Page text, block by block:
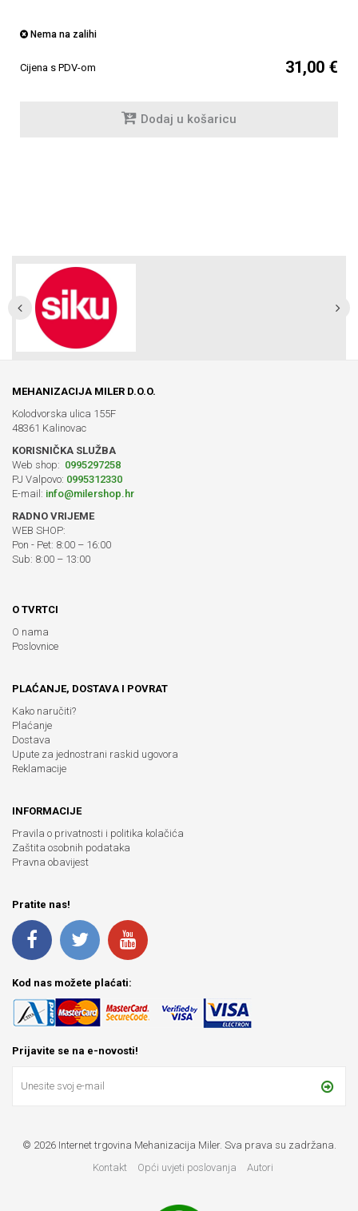
Nema na zalihi
Cijena s PDV-om 31,00 €
Dodaj u košaricu
MEHANIZACIJA MILER D.O.O.
Kolodvorska ulica 155F
48361 Kalinovac
KORISNIČKA SLUŽBA
Web shop: 0995297258
PJ Valpovo: 0995312330
E-mail: info@milershop.hr
RADNO VRIJEME
WEB SHOP:
Pon - Pet: 8:00 – 16:00
Sub: 8:00 – 13:00
O TVRTCI
O nama
Poslovnice
PLAĆANJE, DOSTAVA I POVRAT
Kako naručiti?
Plaćanje
Dostava
Upute za jednostrani raskid ugovora
Reklamacije
INFORMACIJE
Pravila o privatnosti i politika kolačića
Zaštita osobnih podataka
Pravna obavijest
Pratite nas!
Kod nas možete plaćati:
Prijavite se na e-novosti!
© 2026 Internet trgovina Mehanizacija Miler. Sva prava su zadržana.
Kontakt
Opći uvjeti poslovanja Autori